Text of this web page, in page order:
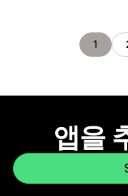
1
앱을